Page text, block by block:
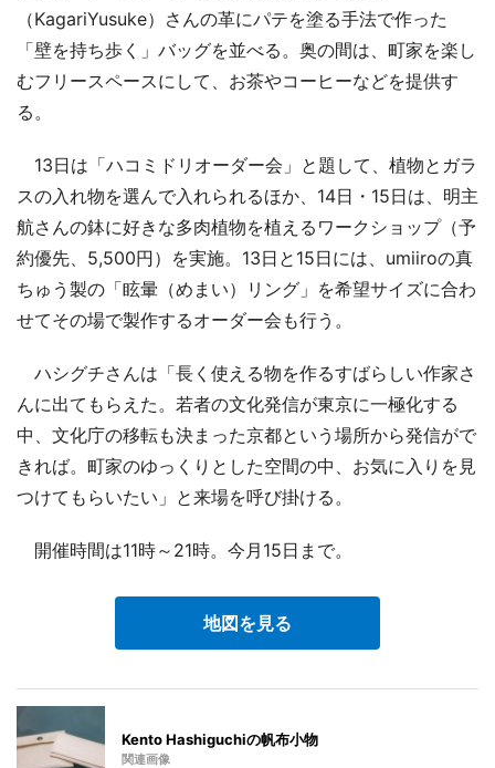
（KagariYusuke）さんの革にパテを塗る手法で作った
「壁を持ち歩く」バッグを並べる。奥の間は、町家を楽し
むフリースペースにして、お茶やコーヒーなどを提供す
る。
13日は「ハコミドリオーダー会」と題して、植物とガラ
スの入れ物を選んで入れられるほか、14日・15日は、明主
航さんの鉢に好きな多肉植物を植えるワークショップ（予
約優先、5,500円）を実施。13日と15日には、umiiroの真
ちゅう製の「眩暈（めまい）リング」を希望サイズに合わ
せてその場で製作するオーダー会も行う。
ハシグチさんは「長く使える物を作るすばらしい作家さ
んに出てもらえた。若者の文化発信が東京に一極化する
中、文化庁の移転も決まった京都という場所から発信がで
きれば。町家のゆっくりとした空間の中、お気に入りを見
つけてもらいたい」と来場を呼び掛ける。
開催時間は11時～21時。今月15日まで。
地図を見る
Kento Hashiguchiの帆布小物
関連画像